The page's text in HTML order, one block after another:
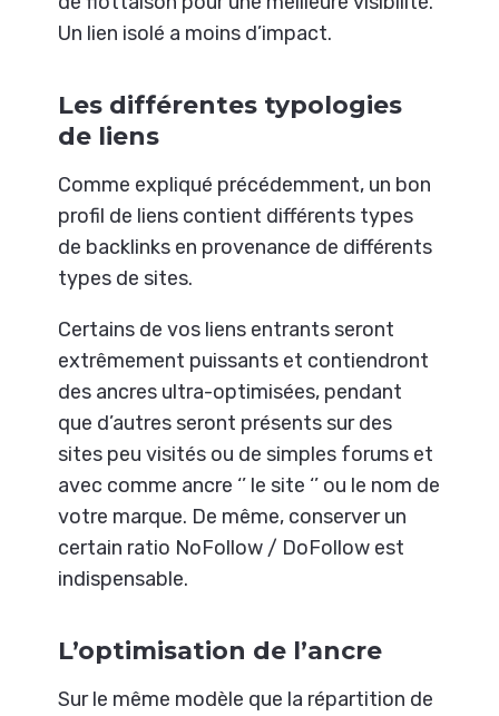
Un lien isolé a moins d’impact.
Les différentes typologies
de liens
Comme expliqué précédemment, un bon
profil de liens contient différents types
de backlinks en provenance de différents
types de sites.
Certains de vos liens entrants seront
extrêmement puissants et contiendront
des ancres ultra-optimisées, pendant
que d’autres seront présents sur des
sites peu visités ou de simples forums et
avec comme ancre ‘’ le site ‘’ ou le nom de
votre marque. De même, conserver un
certain ratio NoFollow / DoFollow est
indispensable.
L’optimisation de l’ancre
Sur le même modèle que la répartition de